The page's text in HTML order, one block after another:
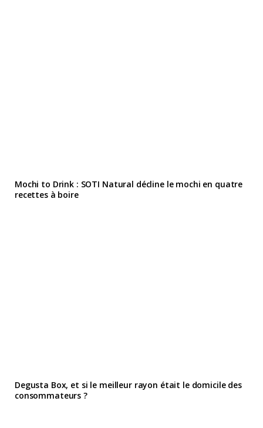
Mochi to Drink : SOTI Natural décline le mochi en quatre
recettes à boire
Degusta Box, et si le meilleur rayon était le domicile des
consommateurs ?